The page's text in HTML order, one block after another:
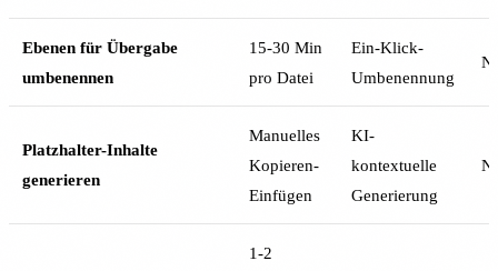
Ebenen für Übergabe
umbenennen
15-30 Min
pro Datei
Ein-Klick-
Umbenennung
Platzhalter-Inhalte
generieren
Manuelles
Kopieren-
Einfügen
KI-
kontextuelle
Generierung
1-2